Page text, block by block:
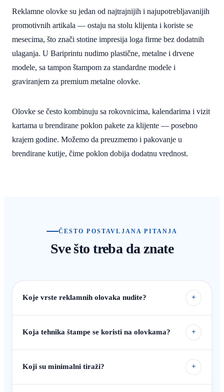
Reklamne olovke su jedan od najtrajnijih i najupotrebljavanijih
promotivnih artikala — ostaju na stolu klijenta i koriste se
mesecima, što znači stotine impresija loga firme bez dodatnih
ulaganja. U Bariprintu nudimo plastične, metalne i drvene
modele, sa tampon štampom za standardne modele i
graviranjem za premium metalne olovke.
Olovke se često kombinuju sa rokovnicima, kalendarima i vizit
kartama u brendirane poklon pakete za klijente — posebno
krajem godine. Možemo da preuzmemo i pakovanje u
brendirane kutije, čime poklon dobija dodatnu vrednost.
ČESTO POSTAVLJANA PITANJA
Sve što treba da znate
Koje vrste reklamnih olovaka nudite? +
Koja tehnika štampe se koristi na olovkama? +
Koji su minimalni tiraži? +